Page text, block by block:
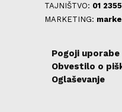
TAJNIŠTVO: 01
MARKETING:
Pogoji uporabe
Obvestilo o
Oglaševanje